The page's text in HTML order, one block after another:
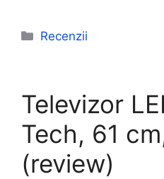
Categorii
Recenzii
Televizor
Tech, 61
(review)